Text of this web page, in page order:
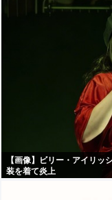
【画像】ビリー・アイリッ
装を着て炎上